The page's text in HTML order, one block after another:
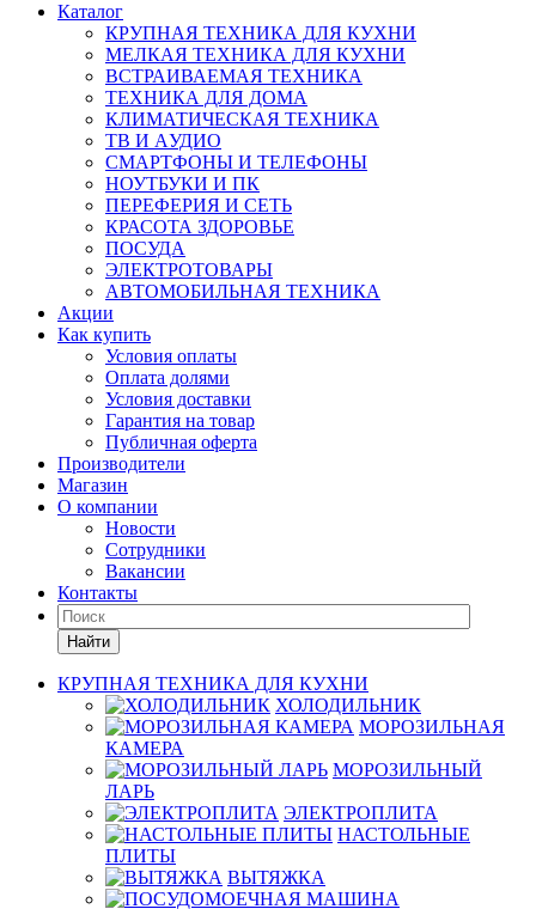
Каталог
КРУПНАЯ ТЕХНИКА ДЛЯ КУХНИ
МЕЛКАЯ ТЕХНИКА ДЛЯ КУХНИ
ВСТРАИВАЕМАЯ ТЕХНИКА
ТЕХНИКА ДЛЯ ДОМА
КЛИМАТИЧЕСКАЯ ТЕХНИКА
ТВ И AУДИО
СМАРТФОНЫ И ТЕЛЕФОНЫ
НОУТБУКИ И ПК
ПЕРЕФЕРИЯ И СЕТЬ
КРАСОТА ЗДОРОВЬЕ
ПОСУДА
ЭЛЕКТРОТОВАРЫ
АВТОМОБИЛЬНАЯ ТЕХНИКА
Акции
Как купить
Условия оплаты
Оплата долями
Условия доставки
Гарантия на товар
Публичная оферта
Производители
Магазин
О компании
Новости
Сотрудники
Вакансии
Контакты
Найти
КРУПНАЯ ТЕХНИКА ДЛЯ КУХНИ
ХОЛОДИЛЬНИК
МОРОЗИЛЬНАЯ
КАМЕРА
МОРОЗИЛЬНЫЙ
ЛАРЬ
ЭЛЕКТРОПЛИТА
НАСТОЛЬНЫЕ
ПЛИТЫ
ВЫТЯЖКА